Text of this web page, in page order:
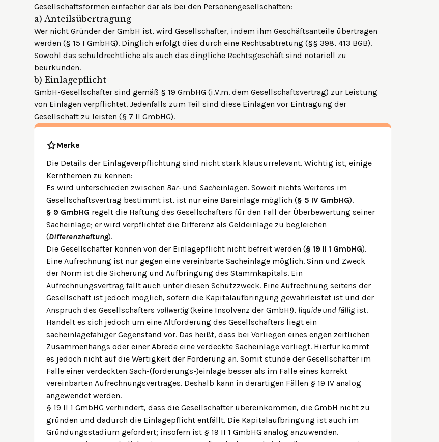
Gesellschaftsformen einfacher dar als bei den Personengesellschaften:
a) Anteilsübertragung
Wer nicht Gründer der GmbH ist, wird Gesellschafter, indem ihm Geschäftsanteile übertragen
werden (§ 15 I GmbHG). Dinglich erfolgt dies durch eine Rechtsabtretung (§§ 398, 413 BGB).
Sowohl das schuldrechtliche als auch das dingliche Rechtsgeschäft sind notariell zu
beurkunden.
b) Einlagepflicht
GmbH-Gesellschafter sind gemäß § 19 GmbHG (i.V.m. dem Gesellschaftsvertrag) zur Leistung
von Einlagen verpflichtet. Jedenfalls zum Teil sind diese Einlagen vor Eintragung der
Gesellschaft zu leisten (§ 7 II GmbHG).
Merke
Die Details der Einlageverpflichtung sind nicht stark klausurrelevant. Wichtig ist, einige
Kernthemen zu kennen:
Es wird unterschieden zwischen Bar- und Sacheinlagen. Soweit nichts Weiteres im
Gesellschaftsvertrag bestimmt ist, ist nur eine Bareinlage möglich (§ 5 IV GmbHG).
§ 9 GmbHG regelt die Haftung des Gesellschafters für den Fall der Überbewertung seiner
Sacheinlage; er wird verpflichtet die Differenz als Geldeinlage zu begleichen
(Differenzhaftung).
Die Gesellschafter können von der Einlagepflicht nicht befreit werden (§ 19 II 1 GmbHG).
Eine Aufrechnung ist nur gegen eine vereinbarte Sacheinlage möglich. Sinn und Zweck
der Norm ist die Sicherung und Aufbringung des Stammkapitals. Ein
Aufrechnungsvertrag fällt auch unter diesen Schutzzweck. Eine Aufrechnung seitens der
Gesellschaft ist jedoch möglich, sofern die Kapitalaufbringung gewährleistet ist und der
Anspruch des Gesellschafters vollwertig(keine Insolvenz der GmbH!), liquide und fälligist.
Handelt es sich jedoch um eine Altforderung des Gesellschafters liegt ein
sacheinlagefähiger Gegenstand vor. Das heißt, dass bei Vorliegen eines engen zeitlichen
Zusammenhangs oder einer Abrede eine verdeckte Sacheinlage vorliegt. Hierfür kommt
es jedoch nicht auf die Wertigkeit der Forderung an. Somit stünde der Gesellschafter im
Falle einer verdeckten Sach-(forderungs-)einlage besser als im Falle eines korrekt
vereinbarten Aufrechnungsvertrages. Deshalb kann in derartigen Fällen § 19 IV analog
angewendet werden.
§ 19 II 1 GmbHG verhindert, dass die Gesellschafter übereinkommen, die GmbH nicht zu
gründen und dadurch die Einlagepflicht entfällt. Die Kapitalaufbringung ist auch im
Gründungsstadium gefordert; insofern ist § 19 II 1 GmbHG analog anzuwenden.